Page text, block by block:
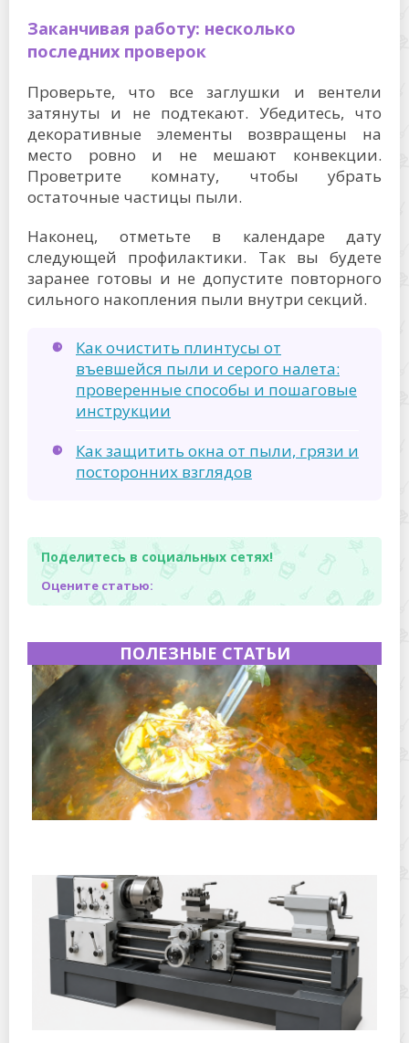
Заканчивая работу: несколько
последних проверок
Проверьте, что все заглушки и вентели
затянуты и не подтекают. Убедитесь, что
декоративные элементы возвращены на
место ровно и не мешают конвекции.
Проветрите комнату, чтобы убрать
остаточные частицы пыли.
Наконец, отметьте в календаре дату
следующей профилактики. Так вы будете
заранее готовы и не допустите повторного
сильного накопления пыли внутри секций.
Как очистить плинтусы от
въевшейся пыли и серого налета:
проверенные способы и пошаговые
инструкции
Как защитить окна от пыли, грязи и
посторонних взглядов
Поделитесь в социальных сетях!
Оцените статью:
ПОЛЕЗНЫЕ СТАТЬИ